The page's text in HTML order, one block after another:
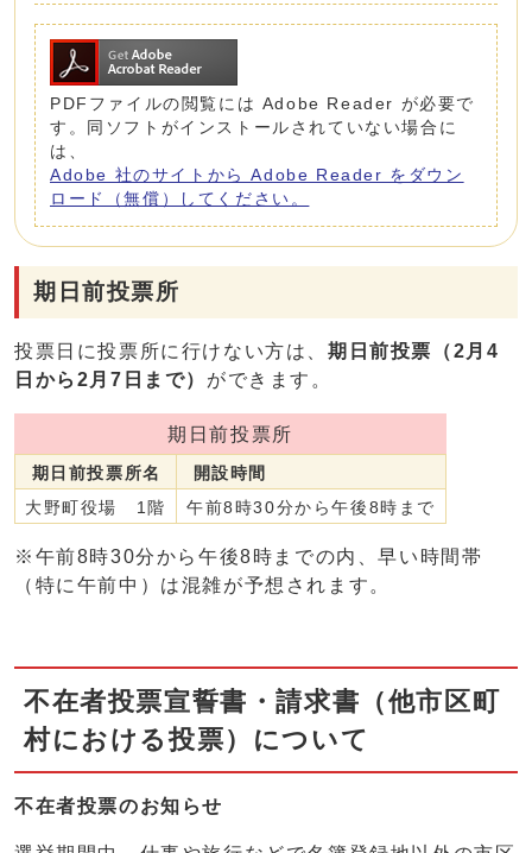
PDFファイルの閲覧には Adobe Reader が必要で
す。同ソフトがインストールされていない場合に
は、
Adobe 社のサイトから Adobe Reader をダウン
ロード（無償）してください。
期日前投票所
投票日に投票所に行けない方は、期日前投票（2月4
日から2月7日まで） ができます。
期日前投票所
期日前投票所名
開設時間
大野町役場 1階
午前8時30分から午後8時まで
※午前8時30分から午後8時までの内、早い時間帯
（特に午前中）は混雑が予想されます。
不在者投票宣誓書・請求書（他市区町
村における投票）について
不在者投票のお知らせ